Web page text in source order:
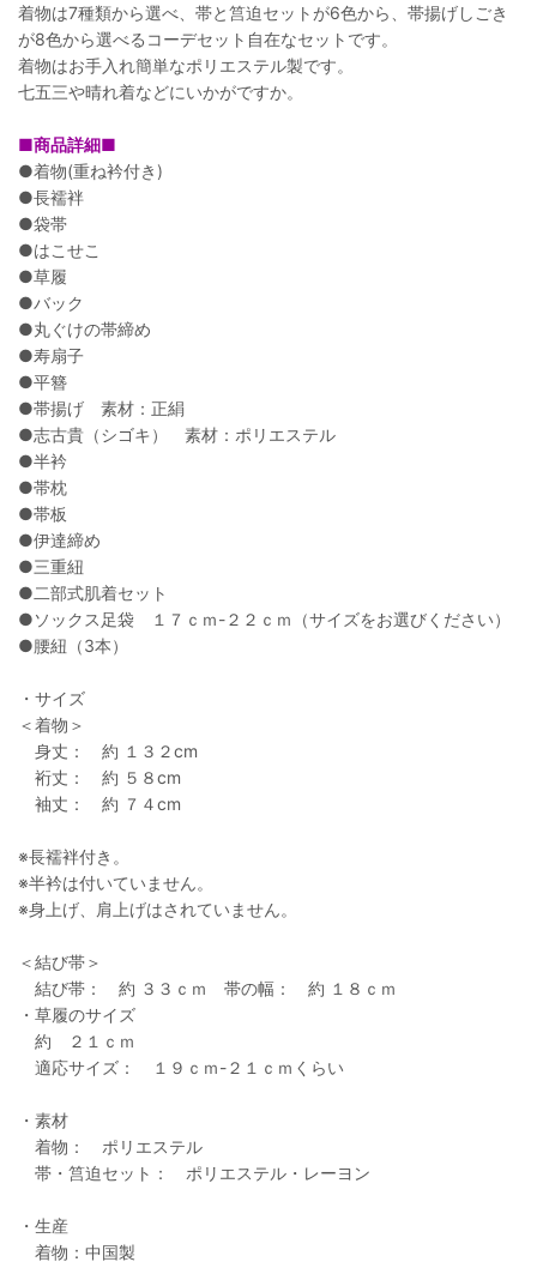
着物は7種類から選べ、帯と筥迫セットが6色から、帯揚げしごき
が8色から選べるコーデセット自在なセットです。
着物はお手入れ簡単なポリエステル製です。
七五三や晴れ着などにいかがですか。
■商品詳細■
●着物(重ね衿付き)
●長襦袢
●袋帯
●はこせこ
●草履
●バック
●丸ぐけの帯締め
●寿扇子
●平簪
●帯揚げ 素材：正絹
●志古貴（シゴキ） 素材：ポリエステル
●半衿
●帯枕
●帯板
●伊達締め
●三重紐
●二部式肌着セット
●ソックス足袋 １７ｃｍ-２２ｃｍ（サイズをお選びください）
●腰紐（3本）
・サイズ
＜着物＞
身丈： 約 １３２cm
裄丈： 約 ５８cm
袖丈： 約 ７４cm
※長襦袢付き。
※半衿は付いていません。
※身上げ、肩上げはされていません。
＜結び帯＞
結び帯： 約 ３３ｃｍ 帯の幅： 約 １８ｃｍ
・草履のサイズ
約 ２１ｃｍ
適応サイズ： １９ｃｍ-２１ｃｍくらい
・素材
着物： ポリエステル
帯・筥迫セット： ポリエステル・レーヨン
・生産
着物：中国製